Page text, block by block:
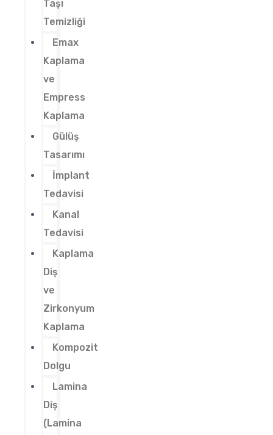
Taşı
Temizliği
Emax
Kaplama
ve
Empress
Kaplama
Gülüş
Tasarımı
İmplant
Tedavisi
Kanal
Tedavisi
Kaplama
Diş
ve
Zirkonyum
Kaplama
Kompozit
Dolgu
Lamina
Diş
(Lamina